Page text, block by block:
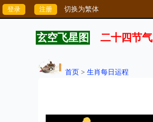
切换为繁体
玄空飞星图 二十四节气
首页 > 生肖每日运程